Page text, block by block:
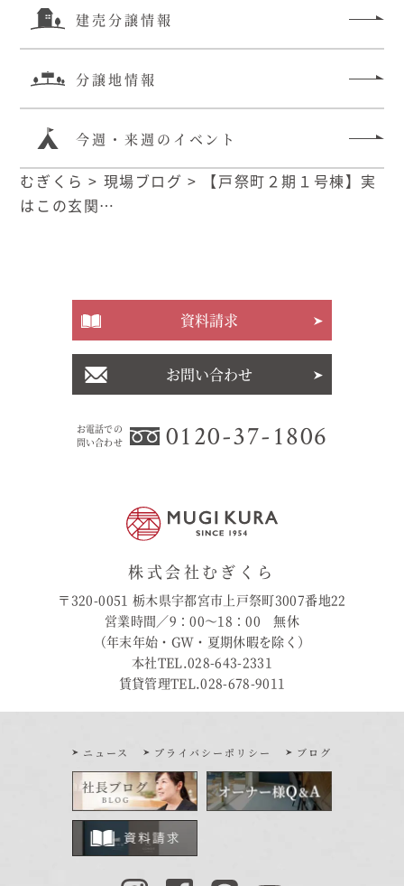
建売分譲情報
分譲地情報
今週・来週のイベント
むぎくら > 現場ブログ >
【戸祭町２期１号棟】実
はこの玄関…
お電話での
問い合わせ
0120-37-1806
資料請求
お問い合わせ
株式会社むぎくら
〒320-0051 栃木県宇都宮市上戸祭町3007番地22
営業時間／9：00〜18：00 無休
（年末年始・GW・夏期休暇を除く）
本社TEL.028-643-2331
賃貸管理TEL.028-678-9011
ニュース プライバシーポリシー ブログ